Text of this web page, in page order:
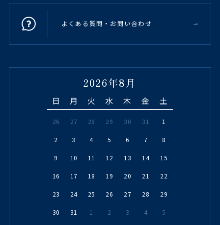
よくある質問・お問い合わせ
2026年8月
日 月 火 水 木 金 土
26 27 28 29 30 31 1
2 3 4 5 6 7 8
9 10 11 12 13 14 15
16 17 18 19 20 21 22
23 24 25 26 27 28 29
30 31 1 2 3 4 5